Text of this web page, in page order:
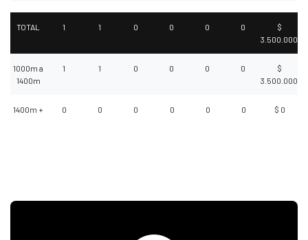
TOTAL 1 1 0 0 0 0
$
3.500.000
1000m a
1400m
1 1 0 0 0 0
$
3.500.000
1400m + 0 0 0 0 0 0 $ 0